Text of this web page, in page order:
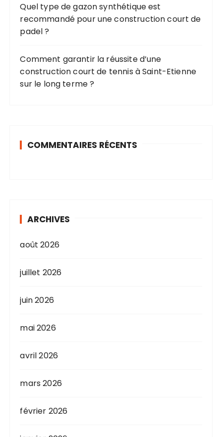
Quel type de gazon synthétique est
recommandé pour une construction court de
padel ?
Comment garantir la réussite d’une
construction court de tennis à Saint-Etienne
sur le long terme ?
COMMENTAIRES RÉCENTS
ARCHIVES
août 2026
juillet 2026
juin 2026
mai 2026
avril 2026
mars 2026
février 2026